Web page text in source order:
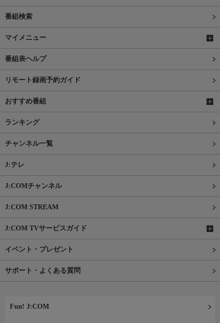
番組検索
マイメニュー
番組表ヘルプ
リモート録画予約ガイド
おすすめ番組
ランキング
チャンネル一覧
J:テレ
J:COMチャンネル
J:COM STREAM
J:COM TVサービスガイド
イベント・プレゼント
サポート・よくある質問
Fun! J:COM